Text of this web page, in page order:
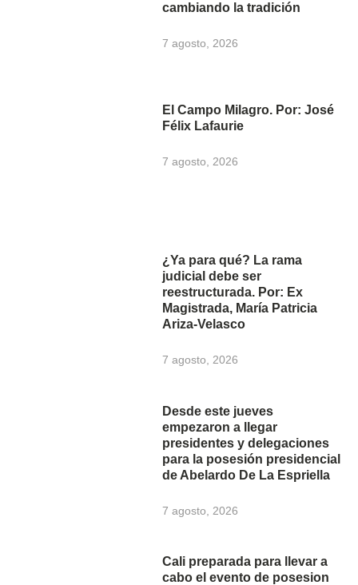
cambiando la tradición
7 agosto, 2026
El Campo Milagro. Por: José
Félix Lafaurie
7 agosto, 2026
¿Ya para qué? La rama
judicial debe ser
reestructurada. Por: Ex
Magistrada, María Patricia
Ariza-Velasco
7 agosto, 2026
Desde este jueves
empezaron a llegar
presidentes y delegaciones
para la posesión presidencial
de Abelardo De La Espriella
7 agosto, 2026
Cali preparada para llevar a
cabo el evento de posesion